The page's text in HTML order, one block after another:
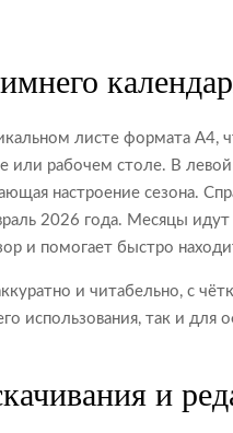
листе формата A4,
или рабочем столе. В
настроение сезона.
2026 года. Месяцы
и помогает быстро
и читабельно, с
использования, так и для
и